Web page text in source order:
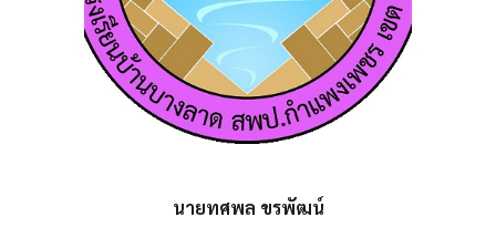
นายทศพล ขรพัฒน์